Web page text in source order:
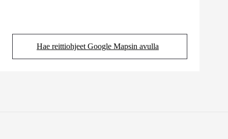
Hae reittiohjeet Google Mapsin avulla
(Aukeaa uudessa välilehdessä)